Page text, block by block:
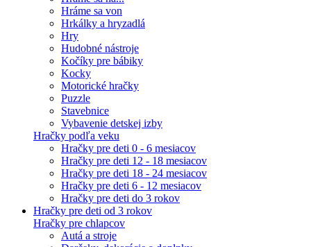
Hráme sa von
Hrkálky a hryzadlá
Hry
Hudobné nástroje
Kočíky pre bábiky
Kocky
Motorické hračky
Puzzle
Stavebnice
Vybavenie detskej izby
Hračky podľa veku
Hračky pre deti 0 - 6 mesiacov
Hračky pre deti 12 - 18 mesiacov
Hračky pre deti 18 - 24 mesiacov
Hračky pre deti 6 - 12 mesiacov
Hračky pre deti do 3 rokov
Hračky pre deti od 3 rokov
Hračky pre chlapcov
Autá a stroje